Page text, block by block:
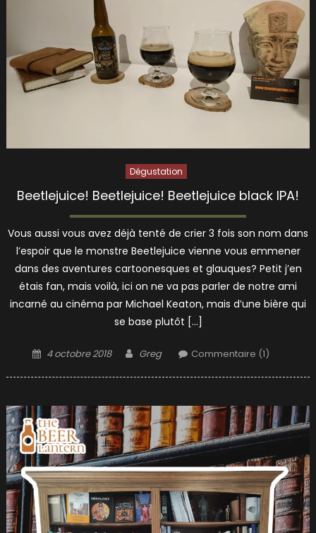
Dégustation
Beetlejuice! Beetlejuice! Beetlejuice black IPA!
Vous aussi vous avez déjà tenté de crier 3 fois son nom dans
l’espoir que le monstre Beetlejuice vienne vous emmener
dans des aventures cartoonesques et glauques? Petit j’en
étais fan, mais voilà, ici on ne va pas parler de notre ami
incarné au cinéma par Michael Keaton, mais d’une bière qui
se base plutôt […]
Posted
4 octobre 2018 Author
Greg Commentaire (1)